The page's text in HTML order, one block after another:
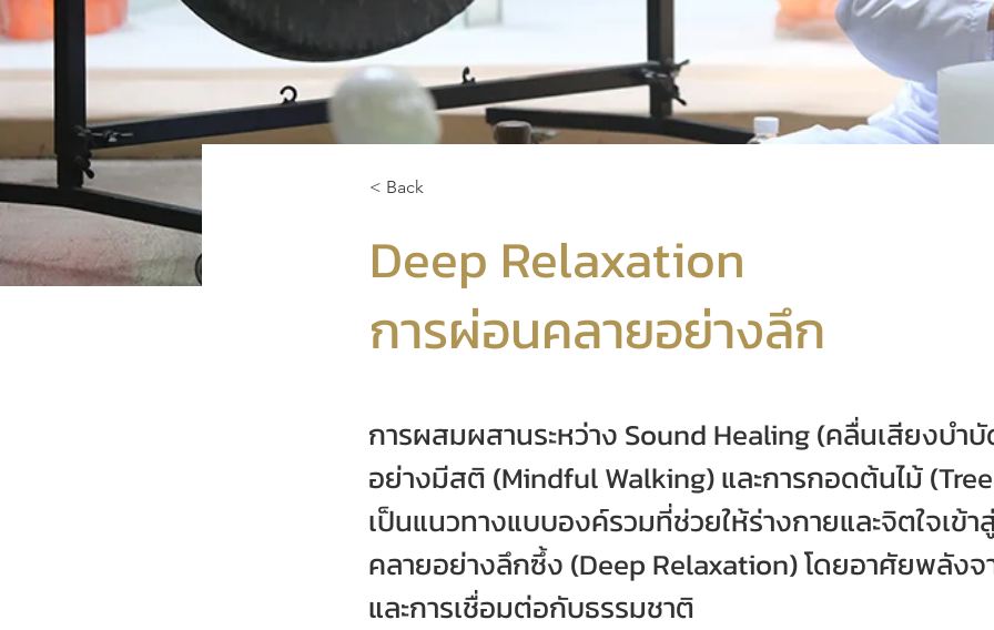
< Back
Deep Relaxation
การผ่อนคลายอย่างลึก
การผสมผสานระหว่าง Sound Healing (คลื่นเสียงบำบั
อย่างมีสติ (Mindful Walking) และการกอดต้นไม้
เป็นแนวทางแบบองค์รวมที่ช่วยให้ร่างกายและจิตใจเข้า
คลายอย่างลึกซึ้ง (Deep Relaxation) โดยอาศัยพลังจ
และการเชื่อมต่อกับธรรมชาติ